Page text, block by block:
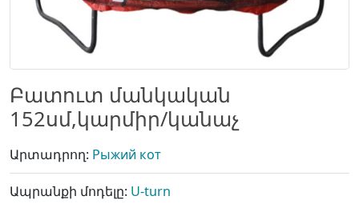
Բատուտ մանկական
152սմ,կարմիր/կանաչ
Արտադրող: Рыжий кот
Ապրանքի մոդելը: U-turn